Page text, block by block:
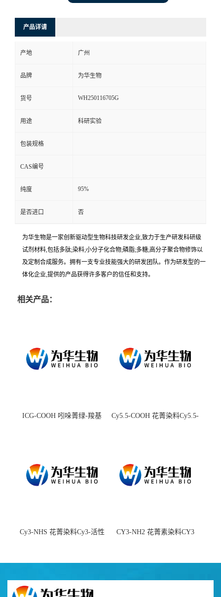
产品详请
产地 广州
品牌 为华生物
货号 WH250116705G
用途 科研实验
包装规格
CAS编号
纯度 95%
是否进口 否
为华生物是一家创新驱动型生物科技研发企业,致力于生产研发科研级
试剂材料,包括多肽;染料;小分子化合物;磷脂;多糖;高分子聚合物修饰以
及定制合成服务。拥有一支专业技能强大的研发团队。作为研发型的一
体化企业,提供的产品获得许多客户的信任和支持。
相关产品：
ICG-COOH 吲哚菁绿-羧基
Cy5.5-COOH 花菁染料Cy5.5-
Cy3-NHS 花菁染料Cy3-活性
CY3-NH2 花菁素染料CY3